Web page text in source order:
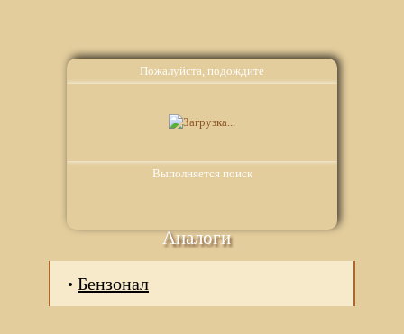
Пожалуйста, подождите
Выполняется поиск
Аналоги
Бензонал